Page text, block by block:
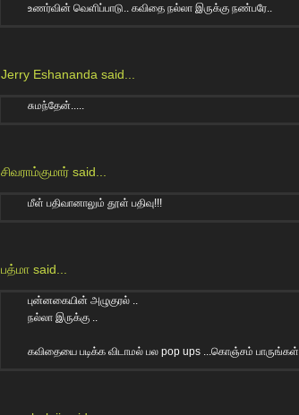
உண‌ர்வின் வெளிப்பாடு.. க‌விதை ந‌ல்லா இருக்கு ந‌ண்ப‌ரே..
Jerry Eshananda said...
சுமந்தேன்.....
சிவராம்குமார் said...
மீள் பதிவானாலும் தூள் பதிவு!!!
பத்மா said...
புன்னகையின் அழுகுரல் ..
நல்லா இருக்கு ..
கவிதையை படிக்க விடாமல் பல pop ups ...கொஞ்சம் பாருங்கள்